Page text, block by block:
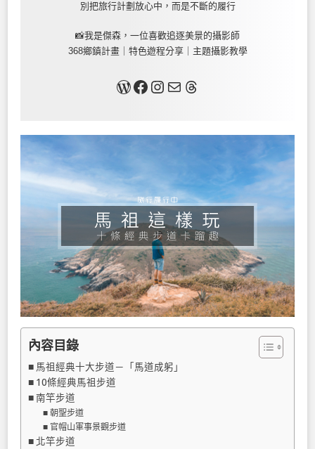
別把旅行計劃放心中，而是不斷的履行
📸我是傑森，一位喜歡追逐美景的攝影師
368鄉鎮計畫｜特色遊程分享｜主題攝影教學
關於我Facebook InstagramMail Threads
內容目錄
馬祖經典十大步道－「馬道成躬」
10條經典馬祖步道
南竿步道
朝聖步道
官帽山軍事景觀步道
北竿步道